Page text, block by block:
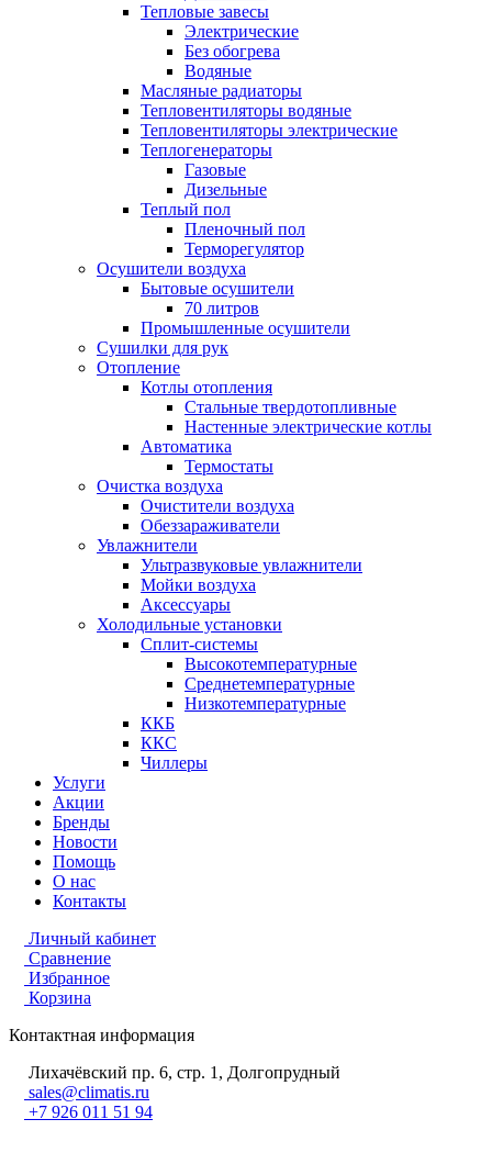
Тепловые завесы
Электрические
Без обогрева
Водяные
Масляные радиаторы
Тепловентиляторы водяные
Тепловентиляторы электрические
Теплогенераторы
Газовые
Дизельные
Теплый пол
Пленочный пол
Терморегулятор
Осушители воздуха
Бытовые осушители
70 литров
Промышленные осушители
Сушилки для рук
Отопление
Котлы отопления
Стальные твердотопливные
Настенные электрические котлы
Автоматика
Термостаты
Очистка воздуха
Очистители воздуха
Обеззараживатели
Увлажнители
Ультразвуковые увлажнители
Мойки воздуха
Аксессуары
Холодильные установки
Сплит-системы
Высокотемпературные
Среднетемпературные
Низкотемпературные
ККБ
ККС
Чиллеры
Услуги
Акции
Бренды
Новости
Помощь
О нас
Контакты
Личный кабинет
Сравнение
Избранное
Корзина
Контактная информация
Лихачёвский пр. 6, стр. 1, Долгопрудный
sales@climatis.ru
+7 926 011 51 94